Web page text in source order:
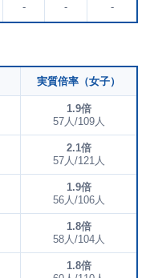
- - -
実質倍率（女子）
1.9倍
57人/109人
2.1倍
57人/121人
1.9倍
56人/106人
1.8倍
58人/104人
1.8倍